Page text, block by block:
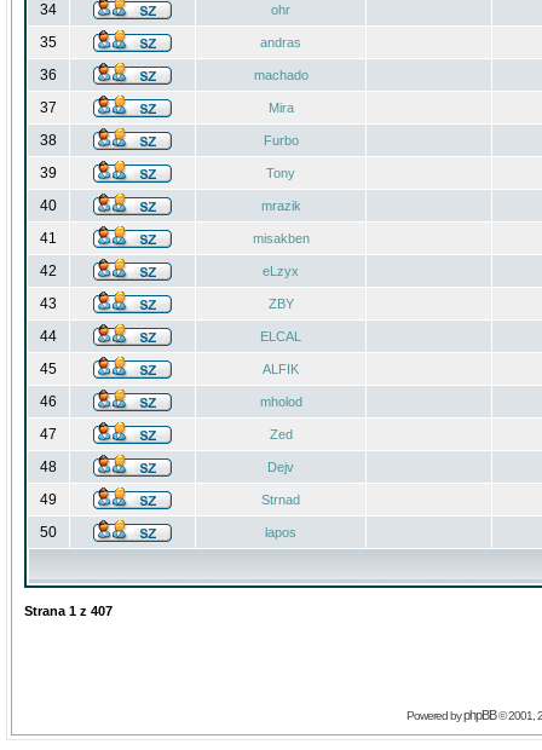
34 ohr
35 andras
36 machado
37 Mira
38 Furbo
39 Tony
40 mrazik
41 misakben
42 eLzyx
43 ZBY
44 ELCAL
45 ALFIK
46 mholod
47 Zed
48 Dejv
49 Strnad
50 lapos
Strana 1 z 407
Powered byphpBB© 2001,